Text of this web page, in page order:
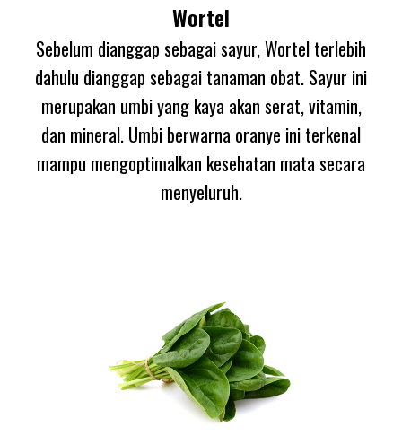
Wortel
Sebelum dianggap sebagai sayur, Wortel terlebih
dahulu dianggap sebagai tanaman obat. Sayur ini
merupakan umbi yang kaya akan serat, vitamin,
dan mineral. Umbi berwarna oranye ini terkenal
mampu mengoptimalkan kesehatan mata secara
menyeluruh.